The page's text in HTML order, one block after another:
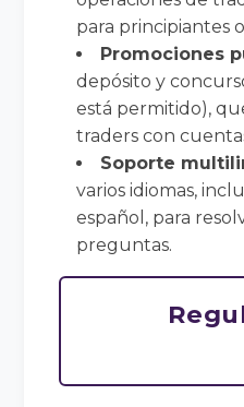
para principiantes
Promociones
depósito y
está permitido),
traders con
Soporte
varios idiomas,
español, para
preguntas.